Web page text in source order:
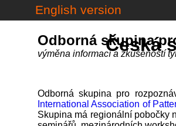
Česká
English version
Odborná skupina
výměna informací a zkušeností
Odborná skupina pro
International Association of
Skupina má regionální pobočky